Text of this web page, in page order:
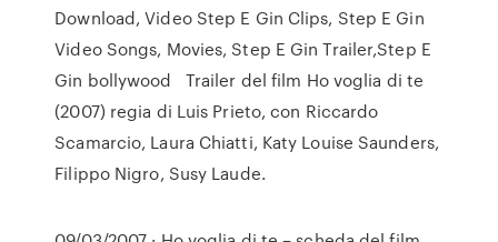
Download, Video Step E Gin Clips, Step E Gin
Video Songs, Movies, Step E Gin Trailer,Step E
Gin bollywood Trailer del film Ho voglia di te
(2007) regia di Luis Prieto, con Riccardo
Scamarcio, Laura Chiatti, Katy Louise Saunders,
Filippo Nigro, Susy Laude.